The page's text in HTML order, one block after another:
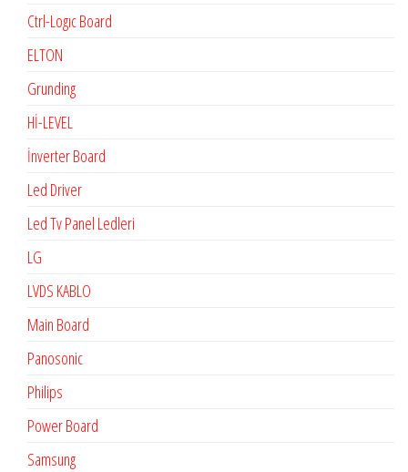
Ctrl-Logıc Board
ELTON
Grunding
Hİ-LEVEL
İnverter Board
Led Driver
Led Tv Panel Ledleri
LG
LVDS KABLO
Main Board
Panosonic
Philips
Power Board
Samsung